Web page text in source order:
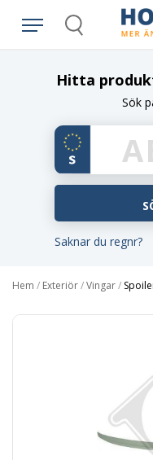
Search
Hitta
Sök
Saknar du regnr?
Hem / Exteriör/Vingar/